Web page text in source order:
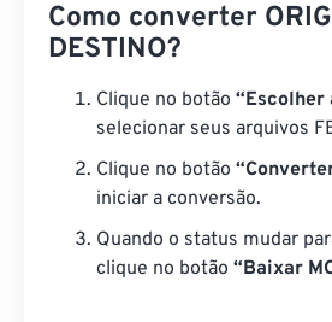
Como converter
DESTINO?
Clique no botão “Escolher
selecionar seus arquivos
Clique no botão
iniciar a conversão.
Quando o status mudar
clique no botão “Baixar